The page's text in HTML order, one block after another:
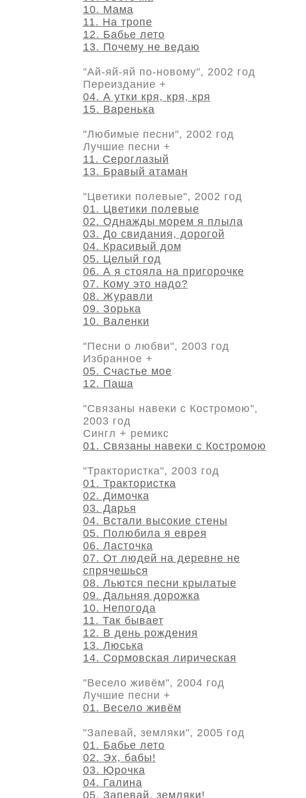
10. Мама
11. На тропе
12. Бабье лето
13. Почему не ведаю
"Ай-яй-яй по-новому", 2002 год
Переиздание +
04. А утки кря, кря, кря
15. Варенька
"Любимые песни", 2002 год
Лучшие песни +
11. Сероглазый
13. Бравый атаман
"Цветики полевые", 2002 год
01. Цветики полевые
02. Однажды морем я плыла
03. До свидания, дорогой
04. Красивый дом
05. Целый год
06. А я стояла на пригорочке
07. Кому это надо?
08. Журавли
09. Зорька
10. Валенки
"Песни о любви", 2003 год
Избранное +
05. Счастье мое
12. Паша
"Связаны навеки с Костромою",
2003 год
Сингл + ремикс
01. Связаны навеки с Костромою
"Трактористка", 2003 год
01. Трактористка
02. Димочка
03. Дарья
04. Встали высокие стены
05. Полюбила я еврея
06. Ласточка
07. От людей на деревне не
спрячешься
08. Льются песни крылатые
09. Дальняя дорожка
10. Непогода
11. Так бывает
12. В день рождения
13. Люська
14. Сормовская лирическая
"Весело живём", 2004 год
Лучшие песни +
01. Весело живём
"Запевай, земляки", 2005 год
01. Бабье лето
02. Эх, бабы!
03. Юрочка
04. Галина
05. Запевай, земляки!